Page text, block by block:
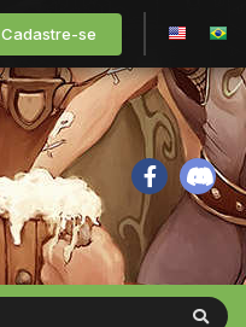
Cadastre-se